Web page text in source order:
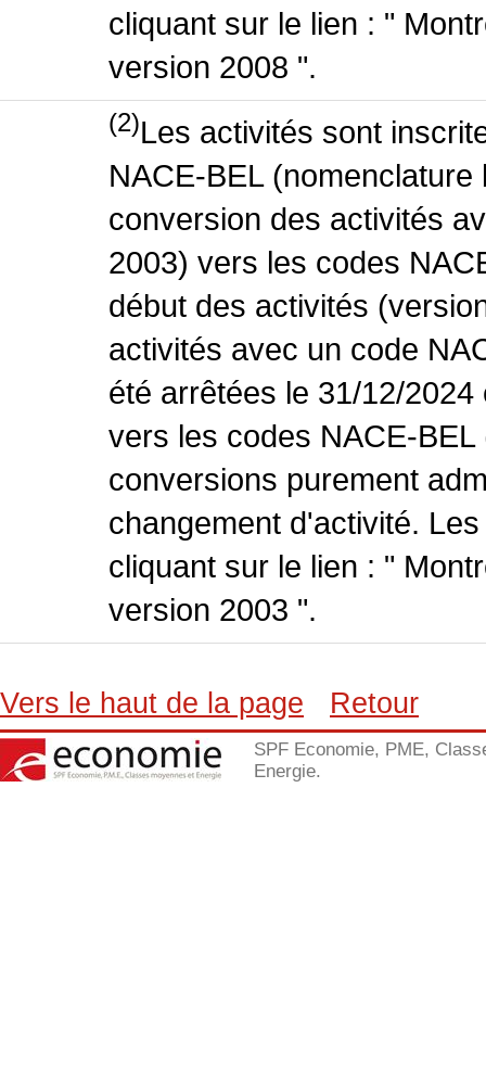
cliquant sur le lien : "
version 2008 ".
(2)Les activités sont
NACE-BEL
conversion des activités
2003) vers les codes
début des activités
activités avec un code
été arrêtées le 31/12/
vers les codes NACE-
conversions purement
changement d'activité.
cliquant sur le lien : "
version 2003 ".
Vers le haut de la page Retour
SPF Economie, PME,
Energie.